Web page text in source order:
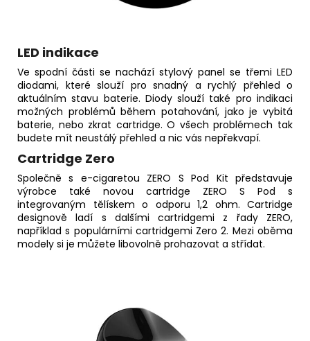
LED indikace
Ve spodní části se nachází stylový panel se třemi LED
diodami, které slouží pro snadný a rychlý přehled o
aktuálním stavu baterie. Diody slouží také pro indikaci
možných problémů během potahování, jako je vybitá
baterie, nebo zkrat cartridge. O všech problémech tak
budete mít neustálý přehled a nic vás nepřekvapí.
Cartridge Zero
Společně s e-cigaretou ZERO S Pod Kit představuje
výrobce také novou cartridge ZERO S Pod s
integrovaným tělískem o odporu 1,2 ohm. Cartridge
designově ladí s dalšími cartridgemi z řady ZERO,
například s populárními cartridgemi Zero 2. Mezi oběma
modely si je můžete libovolně prohazovat a střídat.